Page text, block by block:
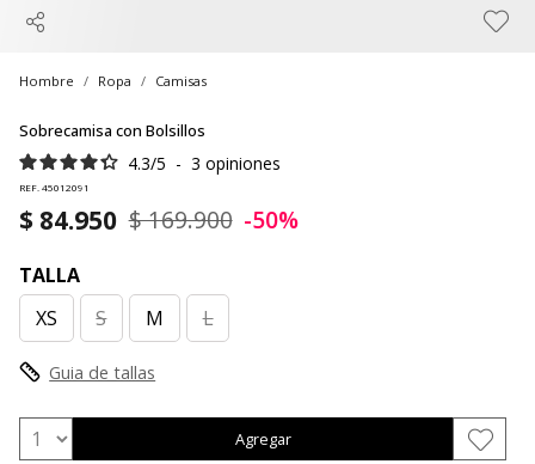
Hombre Ropa Camisas
Sobrecamisa con Bolsillos
4.3/5 - 3 opiniones
REF. 45012091
$ 84.950 $ 169.900 -50%
TALLA
XS
S M L
Guia de tallas
Agregar